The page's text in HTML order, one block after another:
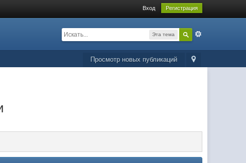
Вход Регистрация
Эта тема
Просмотр новых публикаций